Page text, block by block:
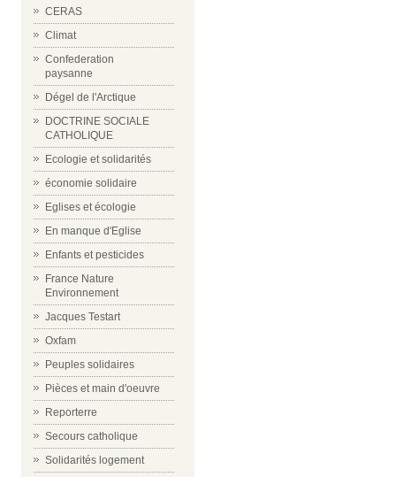
CERAS
Climat
Confederation
paysanne
Dégel de l'Arctique
DOCTRINE SOCIALE
CATHOLIQUE
Ecologie et solidarités
économie solidaire
Eglises et écologie
En manque d'Eglise
Enfants et pesticides
France Nature
Environnement
Jacques Testart
Oxfam
Peuples solidaires
Pièces et main d'oeuvre
Reporterre
Secours catholique
Solidarités logement